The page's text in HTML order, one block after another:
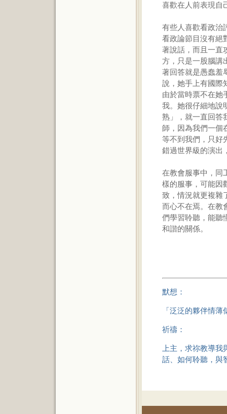
喜歡在人前表現自
有些人喜歡看政治
看政論節目沒有絕
著說話，而且一直
方，只是一股腦講
著回答就是愚蠢羞
說，她手上有國際
由於當時票不在她
我。她很仔細地說
熟」，就一直回答
師，因為我們一個
等不到我們，只好
錯過世界級的演出
在教會服事中，同
樣的服事，可能因
致，情況就更複雜
而心不在焉。在教
們學習聆聽，能聽
和諧的關係。
默想：
「泛泛的夥伴情
祈禱：
上主，求祢教導
話、如何聆聽，與